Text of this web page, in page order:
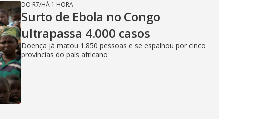
DO R7/HÁ 1 HORA
Surto de Ebola no Congo
ultrapassa 4.000 casos
Doença já matou 1.850 pessoas e se espalhou por cinco
províncias do país africano